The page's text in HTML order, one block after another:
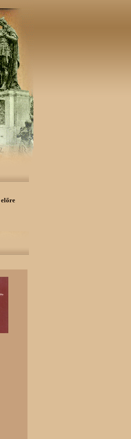
előre